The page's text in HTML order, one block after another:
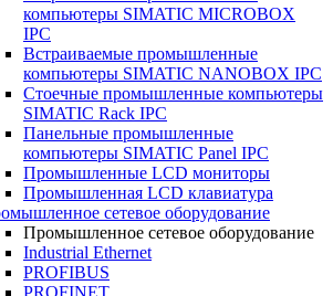
компьютеры SIMATIC MICROBOX
IPC
Встраиваемые промышленные
компьютеры SIMATIC NANOBOX IPC
Стоечные промышленные компьютеры
SIMATIC Rack IPC
Панельные промышленные
компьютеры SIMATIC Panel IPC
Промышленные LCD мониторы
Промышленная LCD клавиатура
сетевое оборудование
Промышленное сетевое оборудование
Industrial Ethernet
PROFIBUS
PROFINET